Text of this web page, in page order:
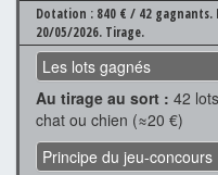
Dotation : 840 € / 42 gagnants.
20/05/2026. Tirage.
Les lots gagnés
Au tirage au sort : 42
chat ou chien (≈20 €)
Principe du jeu-concours